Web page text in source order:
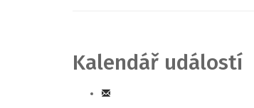
Kalendář událostí